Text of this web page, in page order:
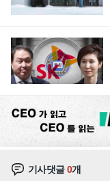
기사댓글0개